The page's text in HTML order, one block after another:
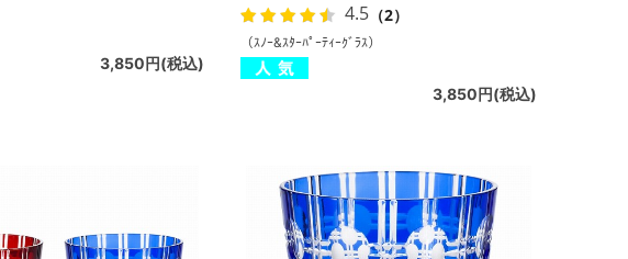
3,850円(税込)
4.5 （2）
（ｽﾉｰ&ｽﾀｰﾊﾟｰﾃｨｰｸﾞﾗｽ）
3,850円(税込)